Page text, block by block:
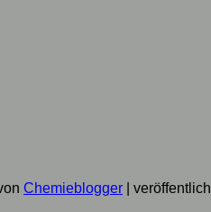
Chemieblogger